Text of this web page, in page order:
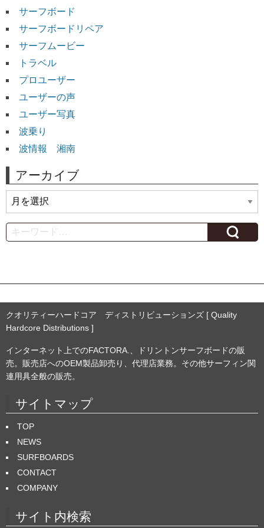
サーフボード
サーフボードリペア
サーフムービー
トラベル
プロユーザー
ユーザーの声
ユーザー写真
波乗り
波情報 湘南
アーカイブ
ー
カ
イ
Search
クオリティーハードコア ディストリビューションズ [ Quality
Hardcore Distributions ]
インターネット上でのFACTORA.、ドリントンサーフボードの販
売。販売店へのOEM製品卸売り、代理店業務。その他サーフィン関
連用具全般の販売。
サイトマップ
TOP
NEWS
SURFBOARDS
CONTACT
COMPANY
サイト内検索